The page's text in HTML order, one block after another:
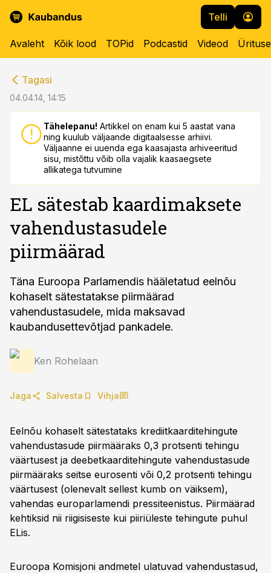
Telli
Avaleht Kõik lood TOPid Podcastid Videod
Tagasi
04.04.14, 14:15
Tähelepanu! Artikkel on enam kui 5 aastat vana
ning kuulub väljaande digitaalsesse arhiivi.
Väljaanne ei uuenda ega kaasajasta arhiveeritud
sisu, mistõttu võib olla vajalik kaasaegsete
allikatega tutvumine
EL sätestab kaardimaksete
vahendustasudele
piirmäärad
Täna Euroopa Parlamendis hääletatud eelnõu
kohaselt sätestatakse piirmäärad
vahendustasudele, mida maksavad
kaubandusettevõtjad pankadele.
Ken Rohelaan
Jaga Salvesta Vihja
Eelnõu kohaselt sätestataks krediitkaarditehingute
vahendustasude piirmääraks 0,3 protsenti tehingu
väärtusest ja deebetkaarditehingute vahendustasude
piirmääraks seitse eurosenti või 0,2 protsenti tehingu
väärtusest (olenevalt sellest kumb on väiksem),
vahendas europarlamendi pressiteenistus. Piirmäärad
kehtiksid nii riigisiseste kui piiriüleste tehingute puhul
ELis.
Euroopa Komisjoni andmetel ulatuvad vahendustasud,